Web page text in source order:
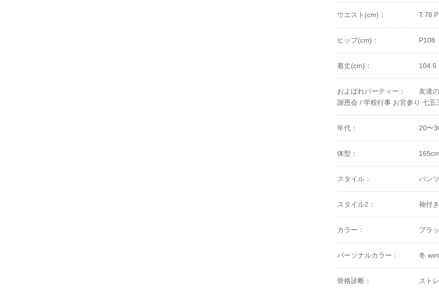
ウエスト(cm)： T:78
ヒップ(cm)： P108
着丈(cm)： 104.5
およばれパーティー：
友達
謝恩会 / 学校行事 お宮参り 七五
年代： 20〜
体型：
スタイル： パン
スタイル2： 袖付き
カラー： ブラ
パーソナルカラー： 冬
骨格診断： スト